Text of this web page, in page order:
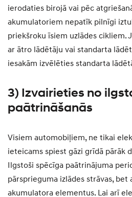
ierodaties birojā vai pēc
akumulatoriem nepatīk pilnīgi
priekšroku īsiem uzlādes cikliem.
ar ātro lādētāju vai standarta
iesakām izvēlēties standarta
3) Izvairieties no
paātrināšanās
Visiem automobiļiem, ne tikai
ieteicams spiest gāzi grīdā pārāk
Ilgstoši spēcīga paātrinājuma
pārsprieguma izlādes strāvas, bet
akumulatora elementus. Lai arī